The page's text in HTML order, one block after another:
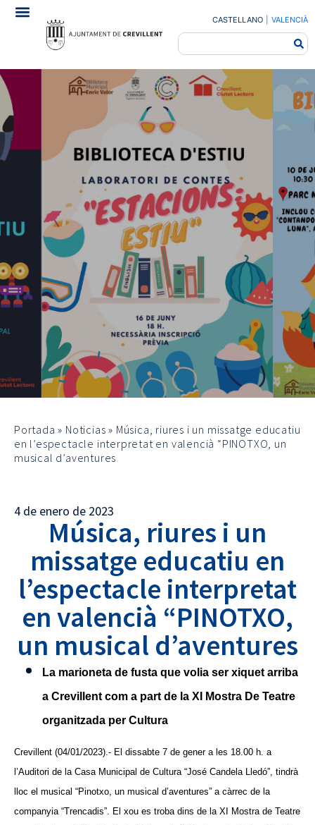
CASTELLANO VALENCIÀ
Portada » Noticias » Música, riures i un missatge educatiu
en l’espectacle interpretat en valencià “PINOTXO, un
musical d’aventures
4 de enero de 2023
Música, riures i un
missatge educatiu en
l’espectacle interpretat
en valencià “PINOTXO,
un musical d’aventures
La marioneta de fusta que volia ser xiquet arriba
a Crevillent com a part de la XI Mostra De Teatre
organitzada per Cultura
Crevillent (04/01/2023).- El dissabte 7 de gener a les 18.00 h. a
l’Auditori de la Casa Municipal de Cultura “José Candela Lledó”, tindrà
lloc el musical “Pinotxo, un musical d’aventures” a càrrec de la
companyia “Trencadis”. El xou es troba dins de la XI Mostra de Teatre